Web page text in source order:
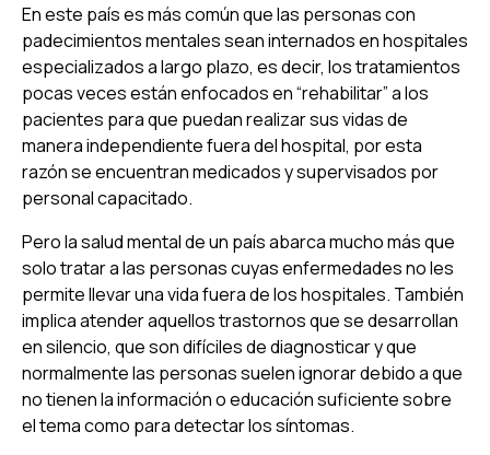
En este país es más común que las personas con
padecimientos mentales sean internados en hospitales
especializados a largo plazo, es decir, los tratamientos
pocas veces están enfocados en “rehabilitar” a los
pacientes para que puedan realizar sus vidas de
manera independiente fuera del hospital, por esta
razón se encuentran medicados y supervisados por
personal capacitado.
Pero la salud mental de un país abarca mucho más que
solo tratar a las personas cuyas enfermedades no les
permite llevar una vida fuera de los hospitales. También
implica atender aquellos trastornos que se desarrollan
en silencio, que son difíciles de diagnosticar y que
normalmente las personas suelen ignorar debido a que
no tienen la información o educación suficiente sobre
el tema como para detectar los síntomas.